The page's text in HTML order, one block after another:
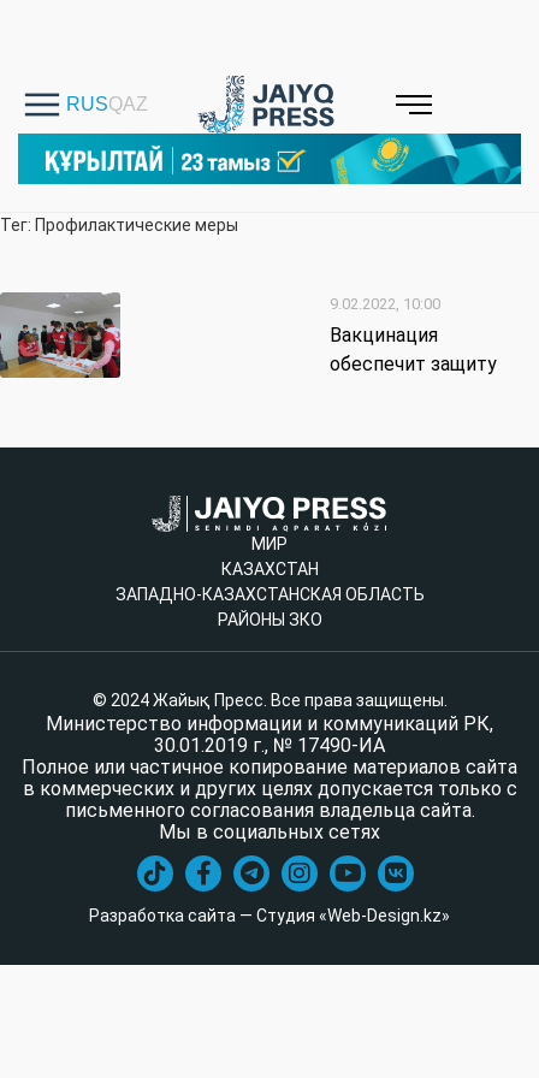
Тег: Профилактические меры
9.02.2022, 10:00
Вакцинация
обеспечит защиту
МИР
КАЗАХСТАН
ЗАПАДНО-КАЗАХСТАНСКАЯ ОБЛАСТЬ
РАЙОНЫ ЗКО
© 2024 Жайық Пресс. Все права защищены.
Министерство информации и коммуникаций РК,
30.01.2019 г., № 17490-ИА
Полное или частичное копирование материалов сайта
в коммерческих и других целях допускается только с
письменного согласования владельца сайта.
Мы в социальных сетях
Разработка сайта — Студия «Web-Design.kz»